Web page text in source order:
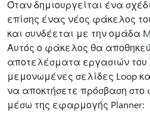
Όταν δημιουργείται ένα
επίσης ένας νέος φάκελος
και συνδέεται με την ομάδα
Αυτός ο φάκελος θα
αποτελέσματα εργασιών του
μεμονωμένες σελίδες Loop
να αποκτήσετε πρόσβαση στο
μέσω της εφαρμογής Planner: